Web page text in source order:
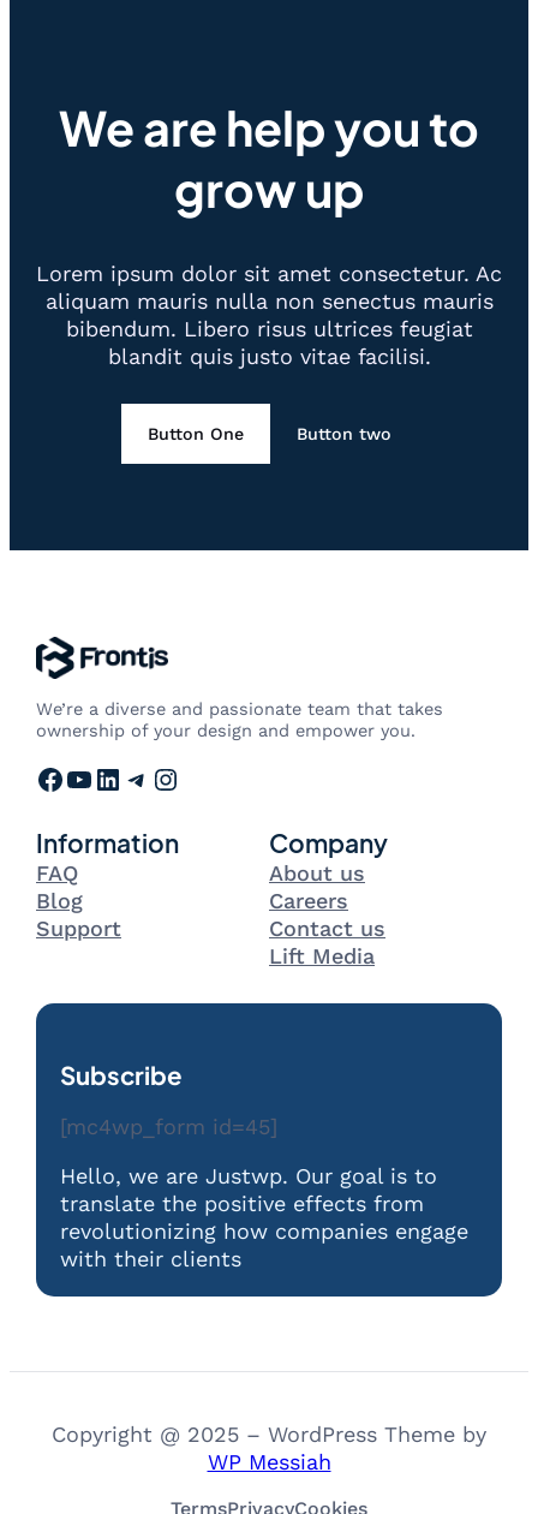
We are help you to
grow up
Lorem ipsum dolor sit amet consectetur. Ac
aliquam mauris nulla non senectus mauris
bibendum. Libero risus ultrices feugiat
blandit quis justo vitae facilisi.
Button One Button two
We’re a diverse and passionate team that takes
ownership of your design and empower you.
Facebook YouTube LinkedIn Telegram Instagram
Information
FAQ
Blog
Support
Company
About us
Careers
Contact us
Lift Media
Subscribe
[mc4wp_form id=45]
Hello, we are Justwp. Our goal is to
translate the positive effects from
revolutionizing how companies engage
with their clients
Copyright @ 2025 – WordPress Theme by
WP Messiah
TermsPrivacyCookies